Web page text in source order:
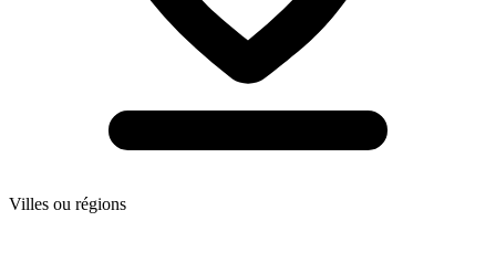
Villes ou régions